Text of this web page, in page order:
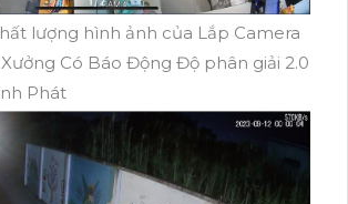
lượng hình ảnh của Lắp Camera
Có Báo Động Độ phân giải 2.0
Phát